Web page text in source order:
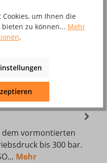
den gewünschten
den Warenkorb
dem vormontierten
bis 300 bar.
Mehr
um Ihnen die
zu können... Mehr
.